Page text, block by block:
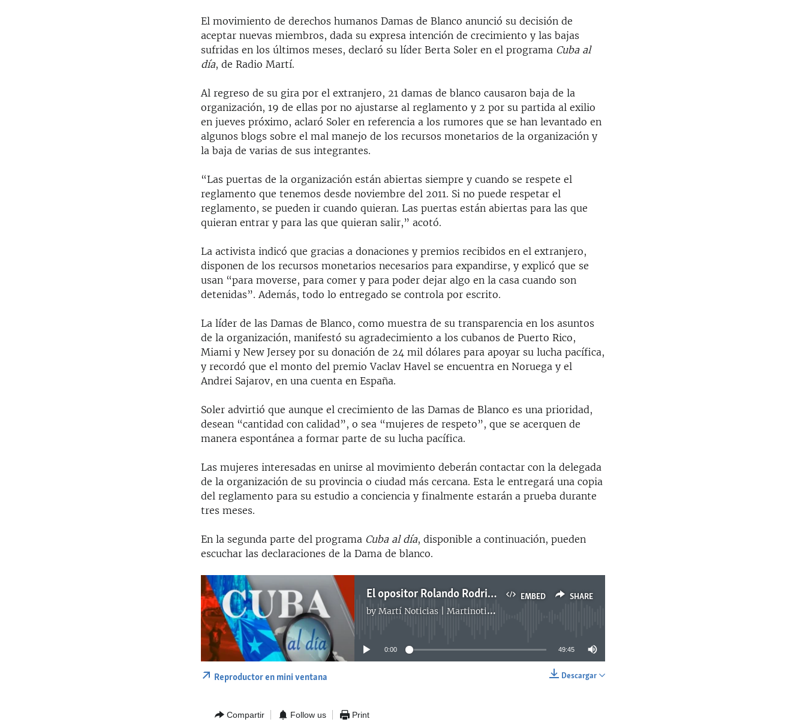
El movimiento de derechos humanos Damas de Blanco anunció su decisión de
aceptar nuevas miembros, dada su expresa intención de crecimiento y las bajas
sufridas en los últimos meses, declaró su líder Berta Soler en el programa Cuba al
día, de Radio Martí.
Al regreso de su gira por el extranjero, 21 damas de blanco causaron baja de la
organización, 19 de ellas por no ajustarse al reglamento y 2 por su partida al exilio
en jueves próximo, aclaró Soler en referencia a los rumores que se han levantado en
algunos blogs sobre el mal manejo de los recursos monetarios de la organización y
la baja de varias de sus integrantes.
“Las puertas de la organización están abiertas siempre y cuando se respete el
reglamento que tenemos desde noviembre del 2011. Si no puede respetar el
reglamento, se pueden ir cuando quieran. Las puertas están abiertas para las que
quieran entrar y para las que quieran salir,” acotó.
La activista indicó que gracias a donaciones y premios recibidos en el extranjero,
disponen de los recursos monetarios necesarios para expandirse, y explicó que se
usan “para moverse, para comer y para poder dejar algo en la casa cuando son
detenidas”. Además, todo lo entregado se controla por escrito.
La líder de las Damas de Blanco, como muestra de su transparencia en los asuntos
de la organización, manifestó su agradecimiento a los cubanos de Puerto Rico,
Miami y New Jersey por su donación de 24 mil dólares para apoyar su lucha pacífica,
y recordó que el monto del premio Vaclav Havel se encuentra en Noruega y el
Andrei Sajarov, en una cuenta en España.
Soler advirtió que aunque el crecimiento de las Damas de Blanco es una prioridad,
desean “cantidad con calidad”, o sea “mujeres de respeto”, que se acerquen de
manera espontánea a formar parte de su lucha pacífica.
Las mujeres interesadas en unirse al movimiento deberán contactar con la delegada
de la organización de su provincia o ciudad más cercana. Esta le entregará una copia
del reglamento para su estudio a conciencia y finalmente estarán a prueba durante
tres meses.
En la segunda parte del programa Cuba al día, disponible a continuación, pueden
escuchar las declaraciones de la Dama de blanco.
EMBED SHARE
El opositor Rolando Rodriguez Lobaina y Berta Soler Dama de Blanco participan en el programa.
byMartí Noticias | Martinoticias.com
No media source currently available
0:00 49:45
Descargar
Reproductor en mini ventana
Compartir Follow us Print